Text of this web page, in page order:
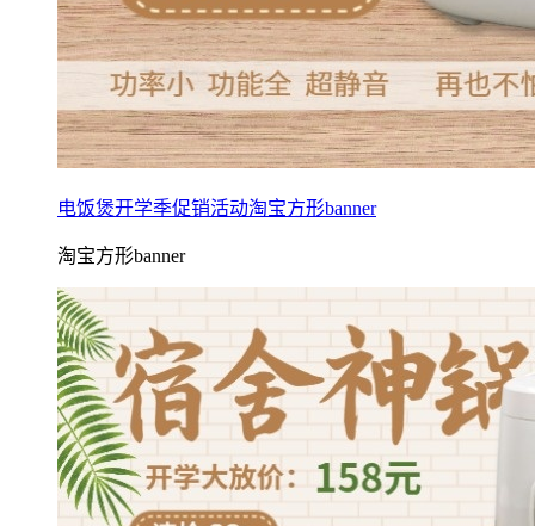
电饭煲开学季促销活动淘宝方形banner
淘宝方形banner